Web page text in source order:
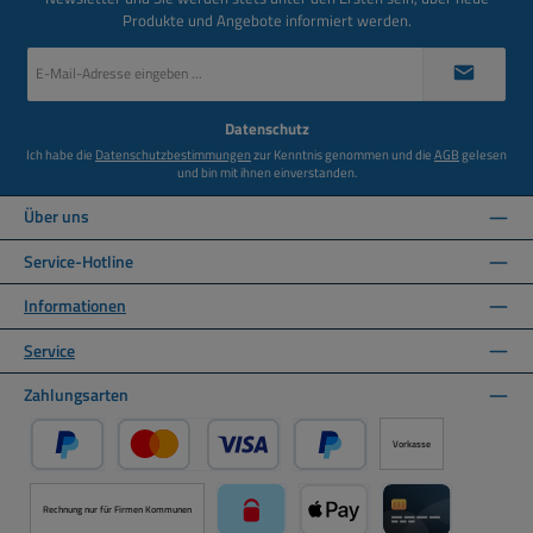
Produkte und Angebote informiert werden.
Mail-
Datenschutz
Ich habe die Datenschutzbestimmungenzur Kenntnis genommen und dieAGBgelesen
und bin mit ihnen einverstanden.
Über uns
Service-Hotline
Informationen
Service
Zahlungsarten
PayPal Kredit- oder Debitkarte über PayPal
Später Bezahlen über PayPal
Vorkasse
Rechnung nur für Firmen Kommunen